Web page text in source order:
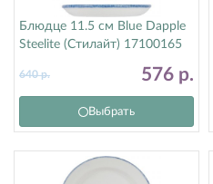
Блюдце 11.5 см Blue Dapple
Steelite (Стилайт) 17100165
576 р.
640р.
Выбрать